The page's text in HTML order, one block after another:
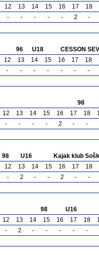
12 13 14 15 16 17 18
- - - - - 2 -
96 U18
CESSON
12 13 14 15 16 17 18
- - - - - - -
98
12 13 14 15 16 17 18
- - - - 2 - -
98 U16
Kajak klub
12 13 14 15 16 17 18
- 2 - - 2 - -
98 U16
12 13 14 15 16 17 18
- 2 - - - - -